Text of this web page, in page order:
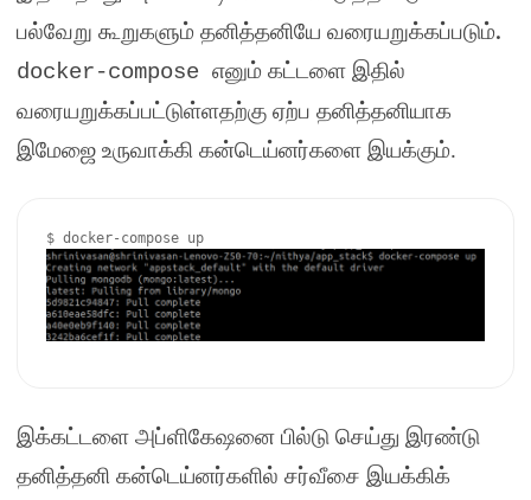
பல்வேறு கூறுகளும் தனித்தனியே வரையறுக்கப்படும்.
docker-compose எனும் கட்டளை இதில்
வரையறுக்கப்பட்டுள்ளதற்கு ஏற்ப தனித்தனியாக
இமேஜை உருவாக்கி கன்டெய்னர்களை இயக்கும்.
இக்கட்டளை அப்ளிகேஷனை பில்டு செய்து இரண்டு
தனித்தனி கன்டெய்னர்களில் சர்வீசை இயக்கிக்